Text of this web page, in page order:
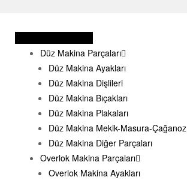
Düz Makina Parçaları
Düz Makina Ayakları
Düz Makina Dişlileri
Düz Makina Bıçakları
Düz Makina Plakaları
Düz Makina Mekik-Masura-Çağanoz
Düz Makina Diğer Parçaları
Overlok Makina Parçaları
Overlok Makina Ayakları